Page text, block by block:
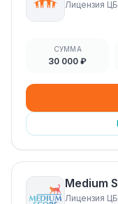
Лицензия
СУММА
30 000 ₽
Medium
Лицензия